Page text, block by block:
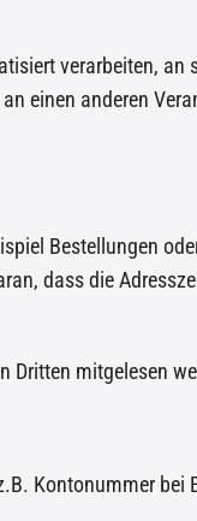
verarbeiten, an
einen anderen
Bestellungen
dass die
Dritten mitgelesen
Kontonummer